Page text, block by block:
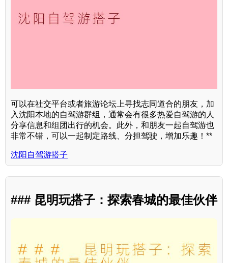
可以在社交平台或者旅游论坛上寻找志同道合的朋友，加
入沈阳本地的自驾游群组，通常会有很多热爱自驾游的人
分享信息和组团出行的机会。此外，和朋友一起自驾游也
非常不错，可以一起制定路线、分担驾驶，增加乐趣！**
沈阳自驾游搭子
### 昆明玩搭子：探索春城的最佳伙伴